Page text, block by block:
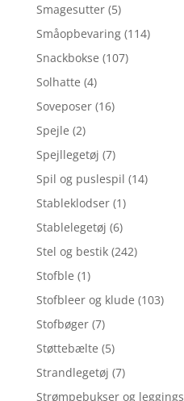
Smagesutter (5)
Småopbevaring (114)
Snackbokse (107)
Solhatte (4)
Soveposer (16)
Spejle (2)
Spejllegetøj (7)
Spil og puslespil (14)
Stableklodser (1)
Stablelegetøj (6)
Stel og bestik (242)
Stofble (1)
Stofbleer og klude (103)
Stofbøger (7)
Støttebælte (5)
Strandlegetøj (7)
Strømpebukser og leggings